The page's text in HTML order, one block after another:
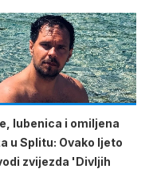
lubenica i omiljena
u Splitu: Ovako ljeto
zvijezda 'Divljih